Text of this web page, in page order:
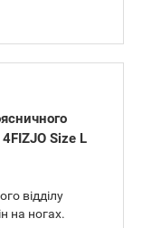
Size L
відділу
на ногах.